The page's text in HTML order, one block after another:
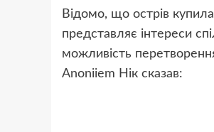
Відомо, що острів
представляє інтереси
можливість
Anoniiem Нік сказав: